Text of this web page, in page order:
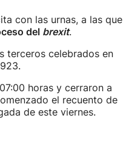
con las urnas, a las que
del brexit.
terceros celebrados en
horas y cerraron a
el recuento de
de este viernes.